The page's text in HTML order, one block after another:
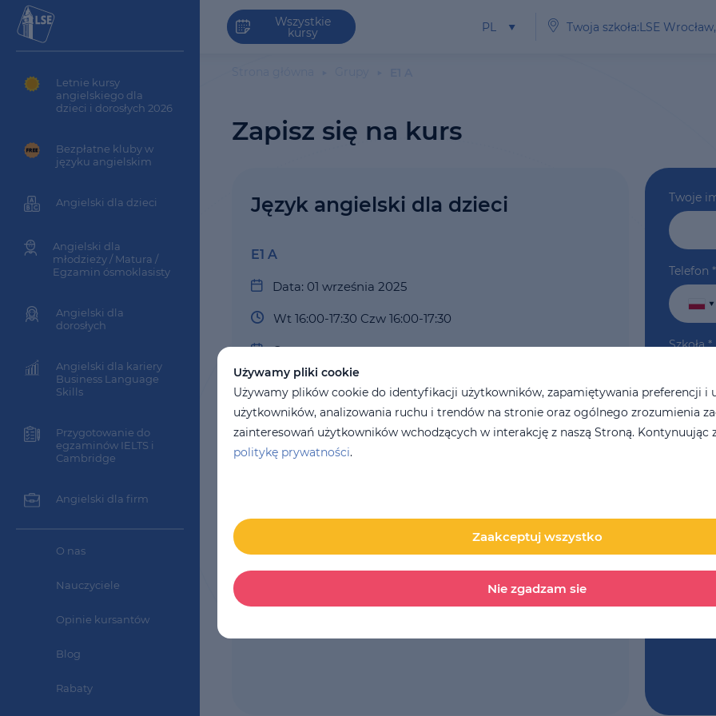
Letnie kursy
angielskiego dla
dzieci i dorosłych 2026
Bezpłatne kluby w
języku angielskim
Angielski dla dzieci
Angielski dla
młodzieży / Matura /
Egzamin ósmoklasisty
Angielski dla
dorosłych
Angielski dla kariery
Business Language
Skills
Przygotowanie do
egzaminów IELTS i
Cambridge
Angielski dla firm
O nas
Nauczyciele
Opinie kursantów
Blog
Rabaty
Wszystkie
kursy PL Twoja szkoła:LSE
Zapisz się na kurs
Twoje
Telefon *
Szkoła*
Język angielski dla dzieci
E1 A
Data: 01 września 2025
Wt 16:00-17:30 Czw 16:00-17:30
Czas
11 miesięcy
Koszt za kurs:
4729 PLN
Koszt za 4 tygodnie:
485 PLN
Używamy pliki cookie
Używamy plików cookie do identyfikacji użytkowników, zapamiętywania preferencji i
użytkowników, analizowania ruchu i trendów na stronie oraz ogólnego zrozumienia
zainteresowań użytkowników wchodzących w interakcję z naszą Stroną. Kontynuując
politykę prywatności.
Zaakceptuj wszystko
Nie zgadzam sie